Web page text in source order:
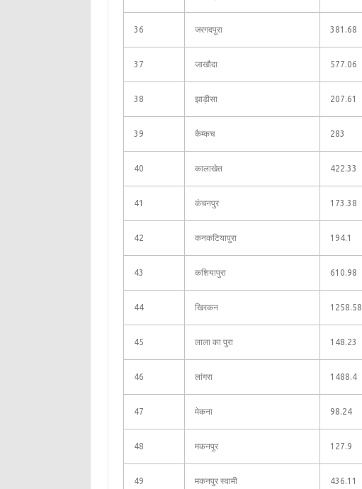
36 जरगदपुरा 381.68
37 जाखौदा 577.06
38 झाड़ीसा 207.61
39 कैम्कच 283
40 कालाखेत 422.33
41 कंचनपुर 173.38
42 कनकटियापुरा 194.1
43 कशियापुरा 610.98
44 खिरकन 1258.58
45 लाला का पुरा 148.23
46 लांगरा 1488.4
47 मेकना 98.24
48 मकनपुर 127.9
49 मकनपुर स्वामी 436.11